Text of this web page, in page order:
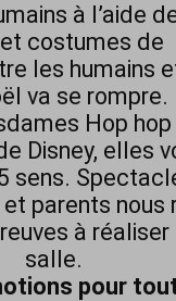
à l’aide
costumes de
les humains
va se rompre.
Hop
Disney, elles
sens.
parents nous
à
salle.
pour